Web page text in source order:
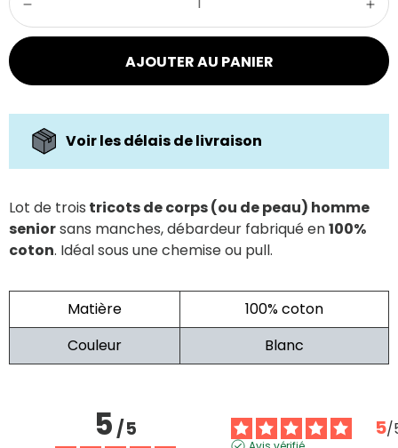
AJOUTER AU PANIER
Voir les délais de livraison
Lot de trois tricots de corps (ou de peau) homme
seniorsans manches, débardeur fabriqué en100%
coton. Idéal sous une chemise ou pull.
Matière
100% coton
Couleur
Blanc
5/5 5/